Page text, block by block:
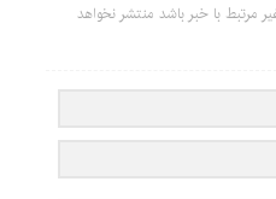
مرتبط با خبر باشد منتشر نخواهد